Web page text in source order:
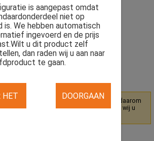
Replacement
installatie
een onderdeel niet op voorraad en staat daarom
een alternatief te kunnen bieden adviseren wij u
van dit product te gaan.
is aangepast omdat
niet op
is. We hebben automatisch
ingevoerd en de prijs
u dit product zelf
dan raden wij u aan naar
te gaan.
HET DOORGAAN